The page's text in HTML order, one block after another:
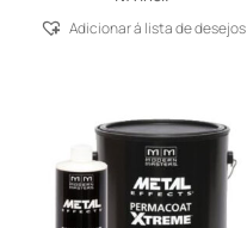
Adicionar á lista de desejos